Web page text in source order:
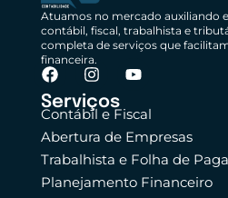
Atuamos no mercado auxiliando
contábil, fiscal, trabalhista e
completa de serviços que
financeira.
Serviços
Contábil e Fiscal
Abertura de Empresas
Trabalhista e Folha de
Planejamento Financeiro